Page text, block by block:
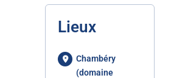
Lieux
Chambéry
(domaine